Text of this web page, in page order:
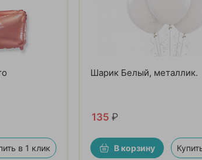
в 1 клик
Шарик Белый, металлик.
135 ₽
В корзину